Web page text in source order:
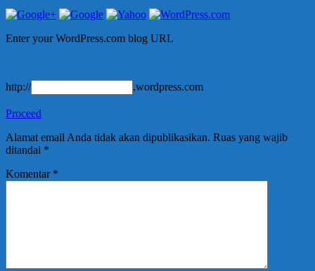
Enter your WordPress.com blog URL
http:// .wordpress.com
Proceed
Alamat email Anda tidak akan dipublikasikan. Ruas yang wajib
ditandai *
Komentar *